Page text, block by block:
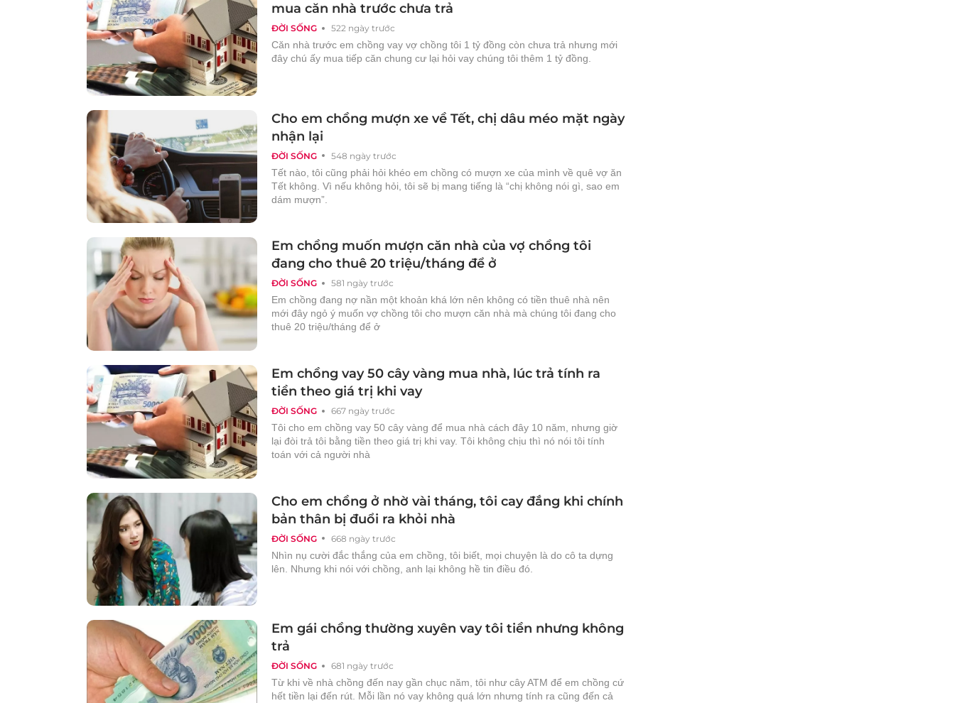
ĐỜI SỐNG 522 ngày trước
mua căn nhà trước chưa trả
Căn nhà trước em chồng vay vợ chồng tôi 1 tỷ đồng còn chưa trả nhưng mới
đây chú ấy mua tiếp căn chung cư lại hỏi vay chúng tôi thêm 1 tỷ đồng.
ĐỜI SỐNG 548 ngày trước
Cho em chồng mượn xe về Tết, chị dâu méo mặt ngày
nhận lại
Tết nào, tôi cũng phải hỏi khéo em chồng có mượn xe của mình về quê vợ ăn
Tết không. Vì nếu không hỏi, tôi sẽ bị mang tiếng là “chị không nói gì, sao em
dám mượn”.
ĐỜI SỐNG 581 ngày trước
Em chồng muốn mượn căn nhà của vợ chồng tôi
đang cho thuê 20 triệu/tháng để ở
Em chồng đang nợ nần một khoản khá lớn nên không có tiền thuê nhà nên
mới đây ngỏ ý muốn vợ chồng tôi cho mượn căn nhà mà chúng tôi đang cho
thuê 20 triệu/tháng để ở
ĐỜI SỐNG 667 ngày trước
Em chồng vay 50 cây vàng mua nhà, lúc trả tính ra
tiền theo giá trị khi vay
Tôi cho em chồng vay 50 cây vàng để mua nhà cách đây 10 năm, nhưng giờ
lại đòi trả tôi bằng tiền theo giá trị khi vay. Tôi không chịu thì nó nói tôi tính
toán với cả người nhà
ĐỜI SỐNG 668 ngày trước
Cho em chồng ở nhờ vài tháng, tôi cay đắng khi chính
bản thân bị đuổi ra khỏi nhà
Nhìn nụ cười đắc thắng của em chồng, tôi biết, mọi chuyện là do cô ta dựng
lên. Nhưng khi nói với chồng, anh lại không hề tin điều đó.
ĐỜI SỐNG 681 ngày trước
Em gái chồng thường xuyên vay tôi tiền nhưng không
trả
Từ khi về nhà chồng đến nay gần chục năm, tôi như cây ATM để em chồng cứ
hết tiền lại đến rút. Mỗi lần nó vay không quá lớn nhưng tính ra cũng đến cả